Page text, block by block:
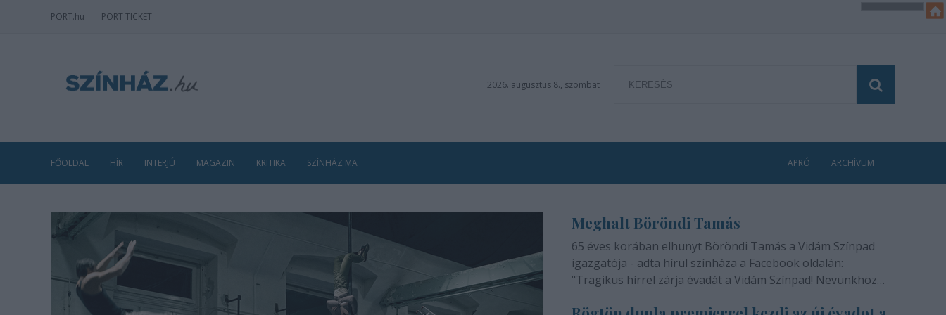
PORT.hu PORT TICKET
2026. augusztus 8., szombat
FŐOLDAL HÍR INTERJÚ MAGAZIN KRITIKA SZÍNHÁZ MA APRÓ ARCHÍVUM
Meghalt Böröndi Tamás
65 éves korában elhunyt Böröndi Tamás a Vidám Színpad
igazgatója - adta hírül színháza a Facebook oldalán:
"Tragikus hírrel zárja évadát a Vidám Színpad! Nevünkhöz